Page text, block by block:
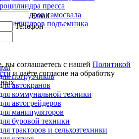
пресса
самосвала
подъемника
погрузчиков
автокранов
коммунальной техники
автогрейдеров
манипуляторов
буровой техники
тракторов и сельхозтехники
Email
Телефон
вы соглашаетесь с нашейПолитикой
и даёте согласие на обработку